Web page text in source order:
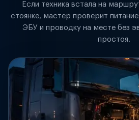
Если техника встала на
стоянке, мастер проверит
ЭБУ и проводку на месте без
простоя.